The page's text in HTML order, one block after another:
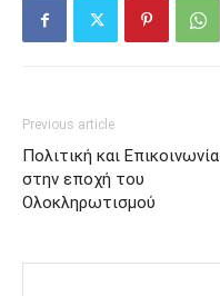
Previous article
Πολιτική και Επικοινωνία
στην εποχή του
Ολοκληρωτισμού